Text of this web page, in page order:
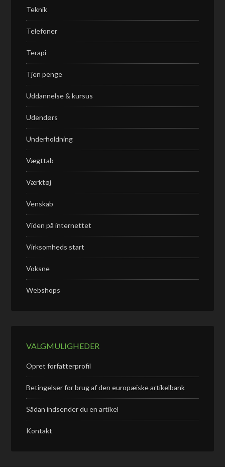
Teknik
Telefoner
Terapi
Tjen penge
Uddannelse & kursus
Udendørs
Underholdning
Vægttab
Værktøj
Venskab
Viden på internettet
Virksomheds start
Voksne
Webshops
VALGMULIGHEDER
Opret forfatterprofil
Betingelser for brug af den europæiske artikelbank
Sådan indsender du en artikel
Kontakt